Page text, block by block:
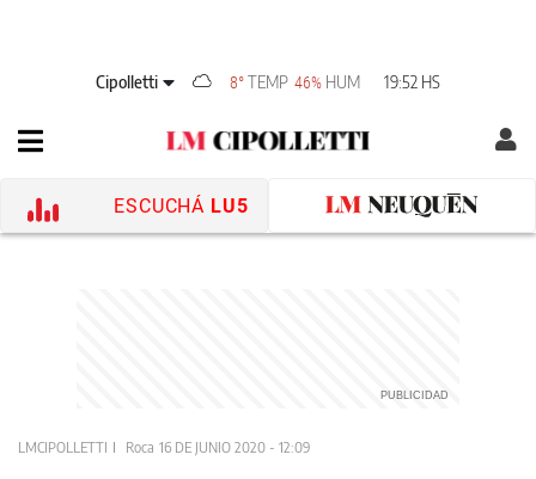
Cipolletti 8°TEMP 46% HUM 19:52 HS
ESCUCHÁ LU5
LMCIPOLLETTI Roca 16 DE JUNIO 2020 - 12:09